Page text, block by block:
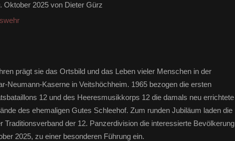
Oktober 2025 von Dieter Gürz
prägt sie das Ortsbild und das Leben vieler Menschen in der
Neumann-Kaserne in Veitshöchheim. 1965 bezogen die ersten
12 und des Heeresmusikkorps 12 die damals neu errichtete
des ehemaligen Gutes Schleehof. Zum runden Jubiläum laden die
Traditionsverband der 12. Panzerdivision die interessierte Bevölkerung
2025, zu einer besonderen Führung ein.